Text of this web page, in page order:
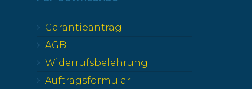
Garantieantrag
AGB
Widerrufsbelehrung
Auftragsformular